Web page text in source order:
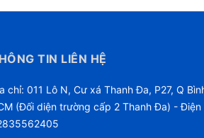
TIN LIÊN HỆ
chỉ: 011 Lô N, Cư xá Thanh Đa, P27, Q
(Đối diện trường cấp 2 Thanh Đa) - Điện